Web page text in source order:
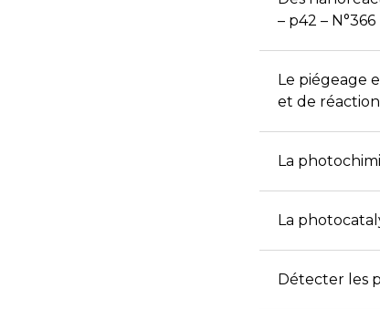
– p42 – N°366
Le piégeage
et de
La
La
Détecter les